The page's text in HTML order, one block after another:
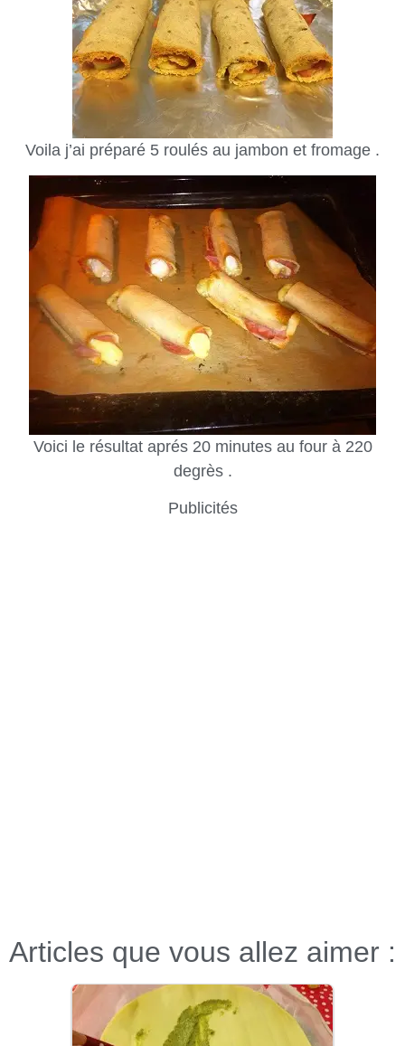
Voila j’ai préparé 5 roulés au jambon et fromage .
Voici le résultat aprés 20 minutes au four à 220
degrès .
Publicités
Articles que vous allez aimer :